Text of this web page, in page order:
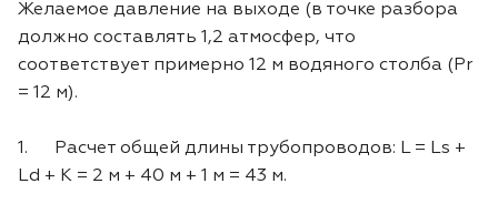
Желаемое давление на выходе (в точке разбора
должно составлять 1,2 атмосфер, что
соответствует примерно 12 м водяного столба (Pr
= 12 м).
1. Расчет общей длины трубопроводов: L = Ls +
Ld + K = 2 м + 40 м + 1 м = 43 м.